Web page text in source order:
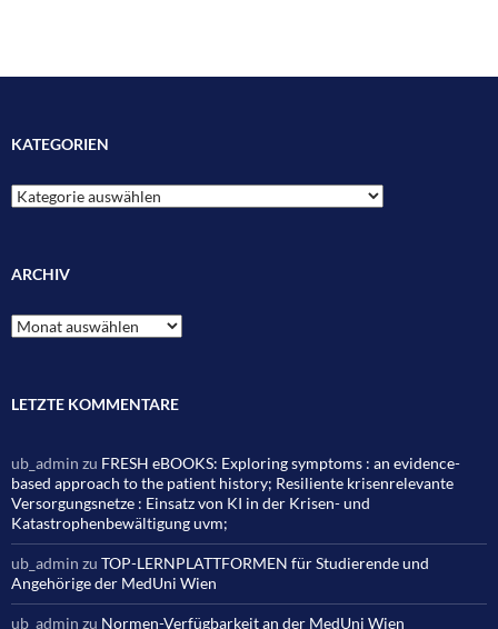
KATEGORIEN
Kategorien
ARCHIV
Archiv
LETZTE KOMMENTARE
ub_admin zu FRESH eBOOKS: Exploring symptoms : an evidence-
based approach to the patient history; Resiliente krisenrelevante
Versorgungsnetze : Einsatz von KI in der Krisen- und
Katastrophenbewältigung uvm;
ub_admin zu TOP-LERNPLATTFORMEN für Studierende und
Angehörige der MedUni Wien
ub_admin zu Normen-Verfügbarkeit an der MedUni Wien